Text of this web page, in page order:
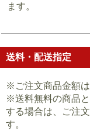
ます。
送料・配送指定
※ご注文商品金額
※送料無料の商品
する場合は、ご注
す。